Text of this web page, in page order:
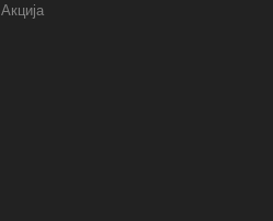
Акција